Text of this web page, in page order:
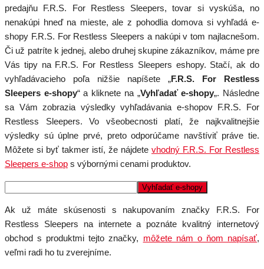
predajňu F.R.S. For Restless Sleepers, tovar si vyskúša, no
nenakúpi hneď na mieste, ale z pohodlia domova si vyhľadá e-
shopy F.R.S. For Restless Sleepers a nakúpi v tom najlacnešom.
Či už patríte k jednej, alebo druhej skupine zákazníkov, máme pre
Vás tipy na F.R.S. For Restless Sleepers eshopy. Stačí, ak do
vyhľadávacieho poľa nižšie napíšete „F.R.S. For Restless
Sleepers e-shopy“ a kliknete na „Vyhľadať e-shopy„. Následne
sa Vám zobrazia výsledky vyhľadávania e-shopov F.R.S. For
Restless Sleepers. Vo všeobecnosti platí, že najkvalitnejšie
výsledky sú úplne prvé, preto odporúčame navštíviť práve tie.
Môžete si byť takmer istí, že nájdete vhodný F.R.S. For Restless
Sleepers e-shop s výbornými cenami produktov.
Ak už máte skúsenosti s nakupovaním značky F.R.S. For
Restless Sleepers na internete a poznáte kvalitný internetový
obchod s produktmi tejto značky, môžete nám o ňom napísať,
veľmi radi ho tu zverejníme.